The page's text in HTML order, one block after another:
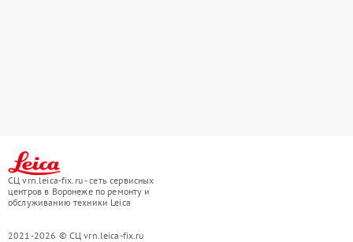
СЦ vrn.leica-fix.ru - сеть сервисных
центров в Воронеже по ремонту и
обслуживанию техники Leica
2021-2026 © СЦ vrn.leica-fix.ru